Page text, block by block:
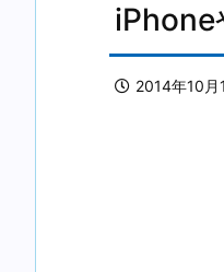
iPhone
2014年10月